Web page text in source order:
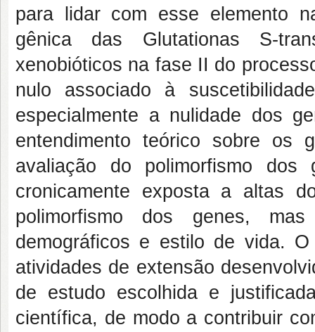
para lidar com esse elemento
gênica das Glutationas S-
xenobióticos na fase II do
nulo associado à
especialmente a nulidade dos
entendimento teórico sobre os
avaliação do polimorfismo dos
cronicamente exposta a altas
polimorfismo dos genes,
demográficos e estilo de vida.
atividades de extensão
de estudo escolhida e
científica, de modo a contribuir